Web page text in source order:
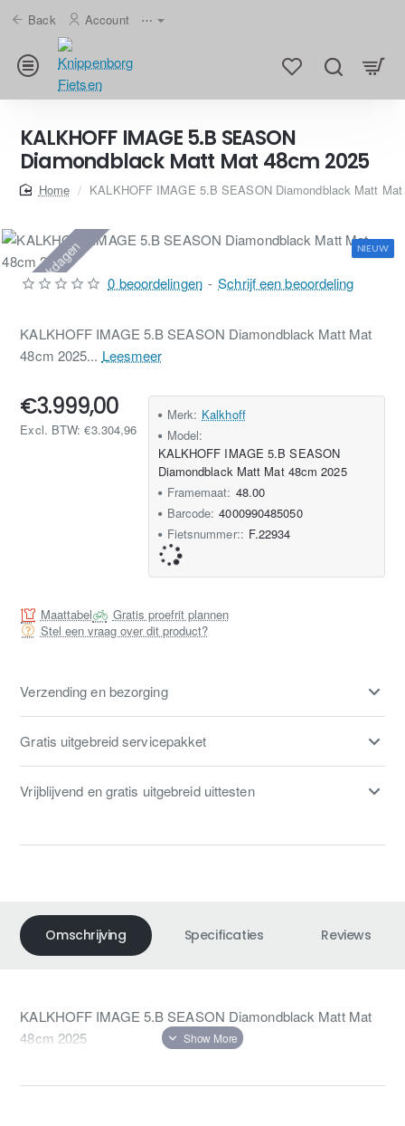
Back Account ⋯
KALKHOFF IMAGE 5.B SEASON
Diamondblack Matt Mat 48cm 2025
homeKALKHOFF IMAGE 5.B SEASON Diamondblack Matt
NIEUW
3-5 Werkdagen
KALKHOFF IMAGE 5.B SEASON Diamondblack Matt Mat
48cm 2025... Leesmeer
0 beoordelingen - Schrijf een beoordeling
€3.999,00
Excl. BTW: €3.304,96
Merk: Kalkhoff
Model:
KALKHOFF IMAGE 5.B SEASON
Diamondblack Matt Mat 48cm 2025
Framemaat: 48.00
Barcode: 4000990485050
Fietsnummer:: F.22934
Maattabel
Gratis proefrit plannen
Stel een vraag over dit product?
Verzending en bezorging
Gratis uitgebreid servicepakket
Vrijblijvend en gratis uitgebreid uittesten
Omschrijving Specificaties Reviews
KALKHOFF IMAGE 5.B SEASON Diamondblack Matt Mat
48cm 2025